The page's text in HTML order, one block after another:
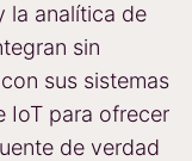
la analítica de
sin
sus sistemas
IoT para ofrecer
de verdad